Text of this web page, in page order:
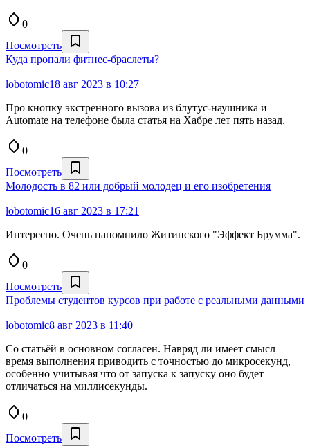
0
Посмотреть
Куда пропали фитнес-браслеты?
lobotomic18 авг 2023 в 10:27
Про кнопку экстренного вызова из блутус-наушника и
Automate на телефоне была статья на Хабре лет пять назад.
0
Посмотреть
Молодость в 82 или добрый молодец и его изобретения
lobotomic16 авг 2023 в 17:21
Интересно. Очень напомнило Житинского "Эффект Брумма".
0
Посмотреть
Проблемы студентов курсов при работе с реальными данными
lobotomic8 авг 2023 в 11:40
Со статьёй в основном согласен. Навряд ли имеет смысл
время выполнения приводить с точностью до микросекунд,
особенно учитывая что от запуска к запуску оно будет
отличаться на миллисекунды.
0
Посмотреть